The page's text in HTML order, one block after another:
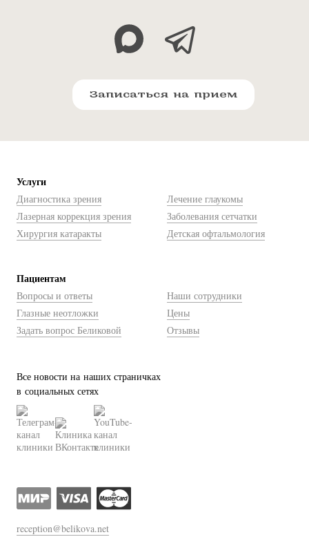
Записаться на прием
Услуги
Диагностика зрения
Лазерная коррекция зрения
Хирургия катаракты
Лечение глаукомы
Заболевания сетчатки
Детская офтальмология
Пациентам
Вопросы и ответы
Глазные неотложки
Задать вопрос Беликовой
Наши сотрудники
Цены
Отзывы
Все новости на наших страничках
в социальных сетях
reception@belikova.net